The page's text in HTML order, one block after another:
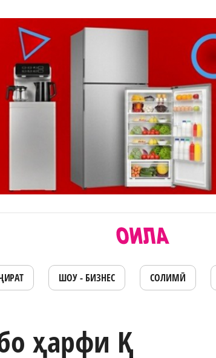
ШОУ - БИЗНЕС СОЛИМӢ
ҳарфи Қ